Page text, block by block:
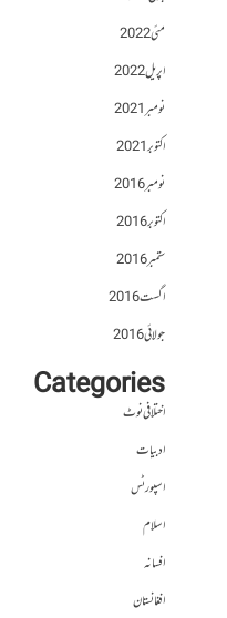
مئی 2022
اپریل 2022
نومبر 2021
اکتوبر 2021
نومبر 2016
اکتوبر 2016
ستمبر 2016
اگست 2016
جولائی 2016
Categories
اختلافی نوٹ
ادبیات
اسپورٹس
اسلام
افسانہ
افغانستان